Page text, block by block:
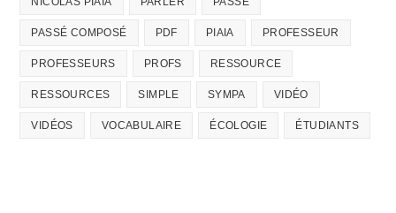
PASSÉ COMPOSÉ PDF PIAIA PROFESSEUR
PROFESSEURS PROFS RESSOURCE
RESSOURCES SIMPLE SYMPA VIDÉO
VIDÉOS VOCABULAIRE ÉCOLOGIE ÉTUDIANTS